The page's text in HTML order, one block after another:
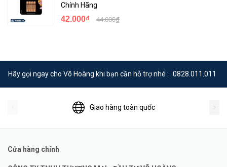
Chính Hãng
42.000₫ 44.000₫
Hãy gọi ngay cho Võ Hoàng khi bạn cần hỗ trợ nhé : 0828.011.011
Giao hàng toàn quốc
Cửa hàng chính